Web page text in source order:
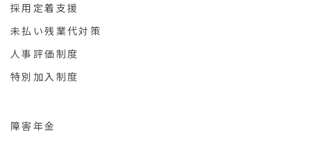
採用定着支援
未払い残業代対策
人事評価制度
特別加入制度
障害年金